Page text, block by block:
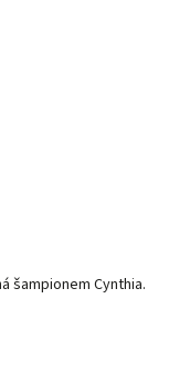
šampionem Cynthia.